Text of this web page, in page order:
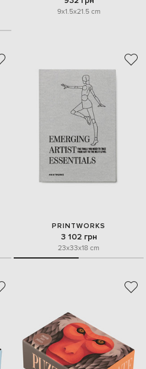
9x1.5x21.5 cm
PRINTWORKS
3 102 грн
23x33x18 cm